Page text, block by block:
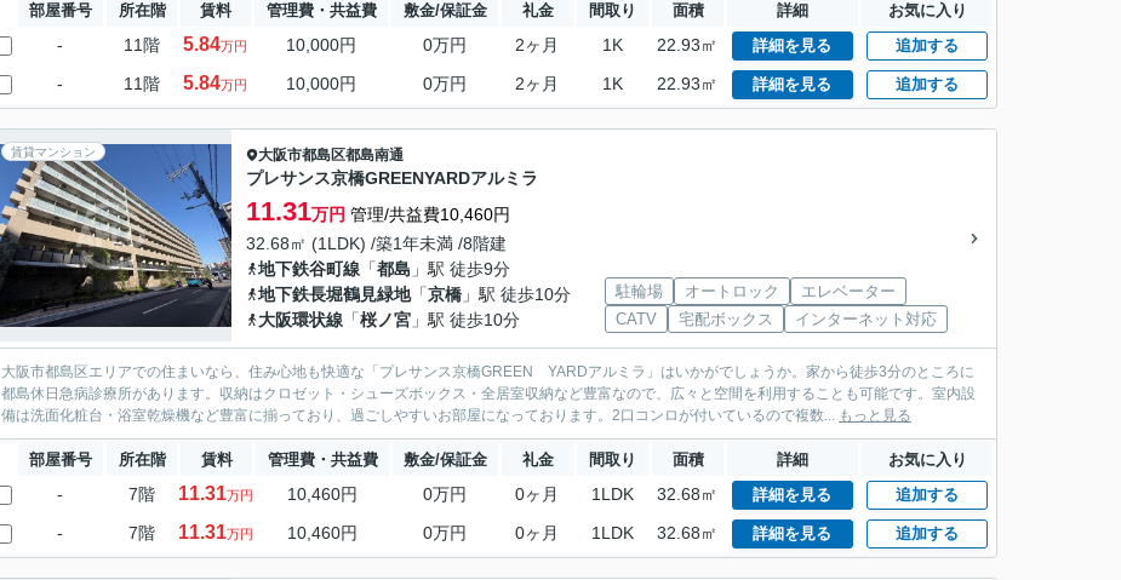
部屋番号 所在階 賃料 管理費・共益費 敷金/保証金 礼金 間取り 面積 詳細 お気に入り
- 11階 5.84万円 10,000円 0万円 2ヶ月 1K 22.93㎡ 詳細を見る 追加する
- 11階 5.84万円 10,000円 0万円 2ヶ月 1K 22.93㎡ 詳細を見る 追加する
賃貸マンション 大阪市都島区都島南通
プレサンス京橋GREENYARDアルミラ
11.31万円 管理/共益費10,460円
32.68㎡ (1LDK) /築1年未満 /8階建
地下鉄谷町線 「都島 」駅 徒歩9分
地下鉄長堀鶴見緑地「京橋 」駅 徒歩10分
大阪環状線 「桜ノ宮 」駅 徒歩10分
駐輪場 オートロック
エレベーター
CATV
宅配ボックス インターネット対応
大阪市都島区エリアでの住まいなら、住み心地も快適な「プレサンス京橋GREEN YARDアルミラ」はいかがでしょうか。家から徒歩3分のところに
都島休日急病診療所があります。収納はクロゼット・シューズボックス・全居室収納など豊富なので、広々と空間を利用することも可能です。室内設
備は洗面化粧台・浴室乾燥機など豊富に揃っており、過ごしやすいお部屋になっております。2口コンロが付いているので複数... もっと見る
部屋番号 所在階 賃料 管理費・共益費 敷金/保証金 礼金 間取り 面積 詳細 お気に入り
- 7階 11.31万円 10,460円 0万円 0ヶ月 1LDK 32.68㎡ 詳細を見る 追加する
- 7階 11.31万円 10,460円 0万円 0ヶ月 1LDK 32.68㎡ 詳細を見る 追加する